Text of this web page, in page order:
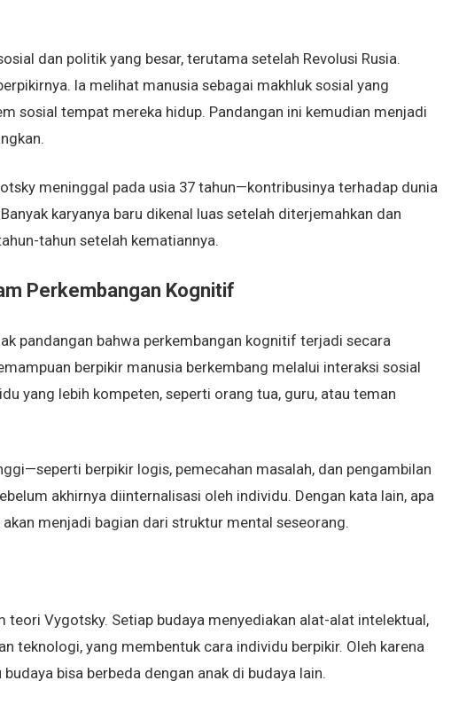
dan politik yang besar, terutama setelah Revolusi Rusia.
Ia melihat manusia sebagai makhluk sosial yang
sosial tempat mereka hidup. Pandangan ini kemudian menjadi
meninggal pada usia 37 tahun—kontribusinya terhadap dunia
karyanya baru dikenal luas setelah diterjemahkan dan
tahun setelah kematiannya.
Perkembangan Kognitif
pandangan bahwa perkembangan kognitif terjadi secara
berpikir manusia berkembang melalui interaksi sosial
yang lebih kompeten, seperti orang tua, guru, atau teman
berpikir logis, pemecahan masalah, dan pengambilan
akhirnya diinternalisasi oleh individu. Dengan kata lain, apa
menjadi bagian dari struktur mental seseorang.
teori Vygotsky. Setiap budaya menyediakan alat-alat intelektual,
teknologi, yang membentuk cara individu berpikir. Oleh karena
bisa berbeda dengan anak di budaya lain.